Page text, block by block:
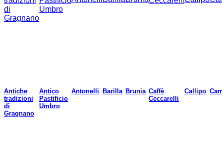
Antiche
tradizioni
di
Gragnano
Antico
Pastificio
Umbro
Antonelli Barilla Brunia Caffè
Ceccarelli
Callipo